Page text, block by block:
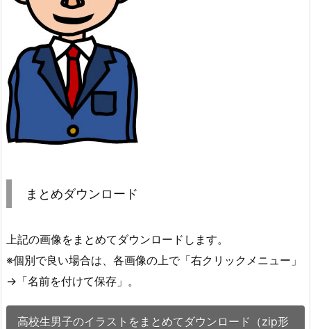
まとめダウンロード
上記の画像をまとめてダウンロードします。
※個別で良い場合は、各画像の上で「右クリックメニュー」
→「名前を付けて保存」。
高校生男子のイラストをまとめてダウンロード（zip形